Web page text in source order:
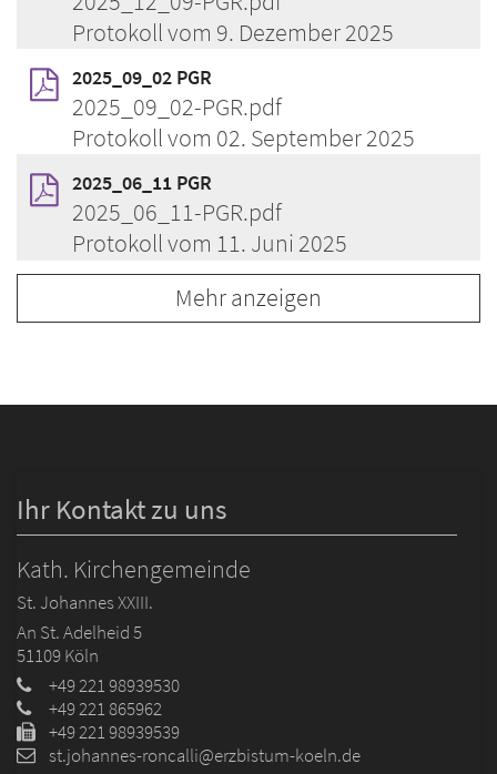
Protokoll vom 9. Dezember 2025
2025_09_02 PGR
2025_09_02-PGR.pdf
Protokoll vom 02. September 2025
2025_06_11 PGR
2025_06_11-PGR.pdf
Protokoll vom 11. Juni 2025
Mehr anzeigen
Ihr Kontakt zu uns
Kath. Kirchengemeinde
St. Johannes XXIII.
An St. Adelheid 5
51109Köln
+49 221 98939530
+49 221 865962
+49 221 98939539
st.johannes-roncalli@erzbistum-koeln.de